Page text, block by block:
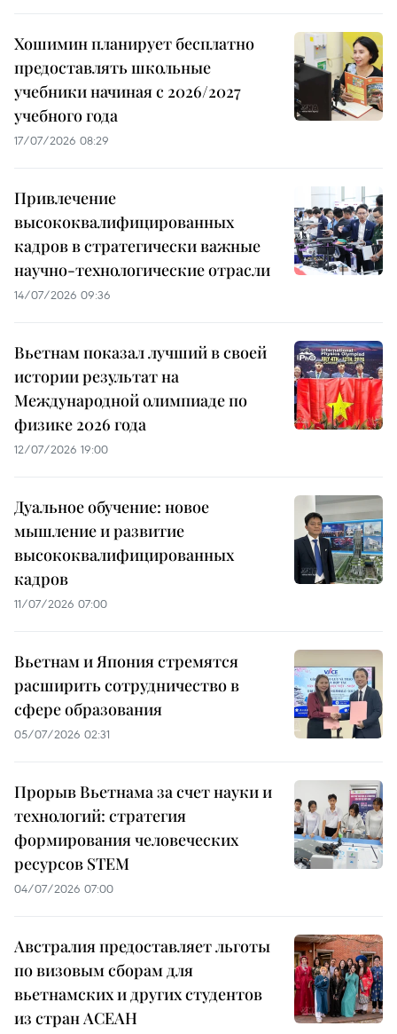
Хошимин планирует бесплатно
предоставлять школьные
учебники начиная с 2026/2027
учебного года
17/07/2026 08:29
Привлечение
высококвалифицированных
кадров в стратегически важные
научно-технологические отрасли
14/07/2026 09:36
Вьетнам показал лучший в своей
истории результат на
Международной олимпиаде по
физике 2026 года
12/07/2026 19:00
Дуальное обучение: новое
мышление и развитие
высококвалифицированных
кадров
11/07/2026 07:00
Вьетнам и Япония стремятся
расширить сотрудничество в
сфере образования
05/07/2026 02:31
Прорыв Вьетнама за счет науки и
технологий: стратегия
формирования человеческих
ресурсов STEM
04/07/2026 07:00
Австралия предоставляет льготы
по визовым сборам для
вьетнамских и других студентов
из стран АСЕАН